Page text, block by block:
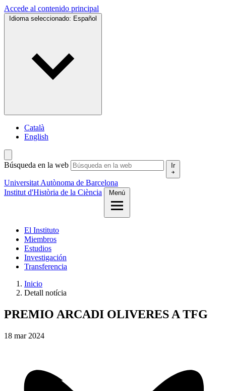
Accede al contenido principal
Idioma seleccionado: Español
Català
English
Búsqueda en la web Ir
Universitat Autònoma de Barcelona
Institut d'Història de la Ciència
Menú
El Instituto
Miembros
Estudios
Investigación
Transferencia
Inicio
Detall notícia
PREMIO ARCADI OLIVERES A TFG
18 mar 2024